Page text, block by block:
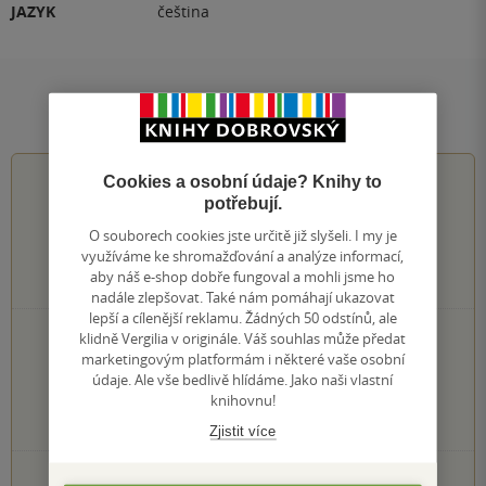
JAZYK čeština
Hodnocení a recenze čtenářů
0.0z5
0hodnocení čtenářů
0×
5 hvězdiček
0×
4 hvězdičky
0×
3 hvězdičky
2 hvězdičky
1 hvezdička
PŘIDEJTE SVÉ HODNOCENÍ KNIHY
Cookies a osobní údaje? Knihy to
potřebují.
O souborech cookies jste určitě již slyšeli. I my je
využíváme ke shromažďování a analýze informací,
aby náš e-shop dobře fungoval a mohli jsme ho
nadále zlepšovat. Také nám pomáhají ukazovat
lepší a cílenější reklamu. Žádných 50 odstínů, ale
klidně Vergilia v originále. Váš souhlas může předat
marketingovým platformám i některé vaše osobní
údaje. Ale vše bedlivě hlídáme. Jako naši vlastní
knihovnu!
Zjistit více